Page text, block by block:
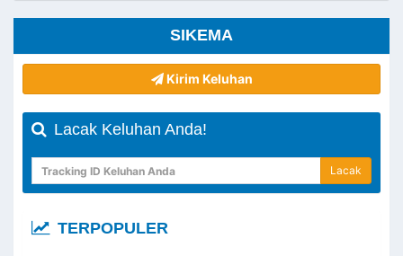
SIKEMA
Kirim Keluhan
Lacak Keluhan Anda!
Lacak
TERPOPULER